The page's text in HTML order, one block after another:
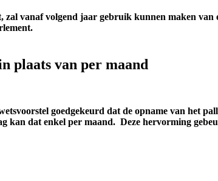
vanaf volgend jaar gebruik kunnen maken
plaats van per maand
goedgekeurd dat de opname van
kan dat enkel per maand. Deze hervorming